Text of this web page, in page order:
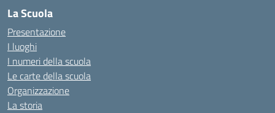
La Scuola
Presentazione
I luoghi
I numeri della scuola
Le carte della scuola
Organizzazione
La storia